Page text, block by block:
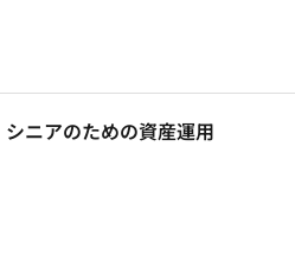
シニアのための資産運用